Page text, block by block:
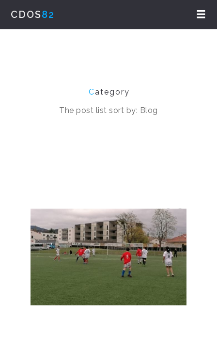
CDOS82
Category
The post list sort by: Blog